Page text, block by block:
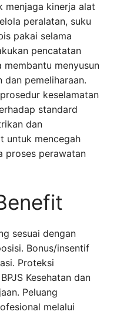
menjaga kinerja alat
peralatan, suku
pakai selama
pencatatan
membantu menyusun
dan pemeliharaan.
keselamatan
standard
dan
untuk mencegah
proses perawatan
sesuai dengan
Bonus/insentif
Proteksi
Kesehatan dan
Peluang
melalui